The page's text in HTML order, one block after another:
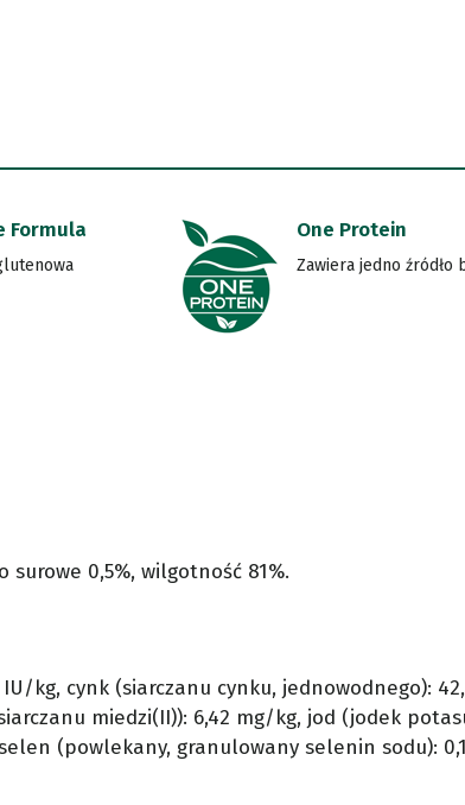
Formula One Protein
Zawiera jedno źródło
surowe 0,5%, wilgotność 81%.
kg, cynk (siarczanu cynku, jednowodnego):
miedzi(II)): 6,42 mg/kg, jod (jodek
(powlekany, granulowany selenin sodu):